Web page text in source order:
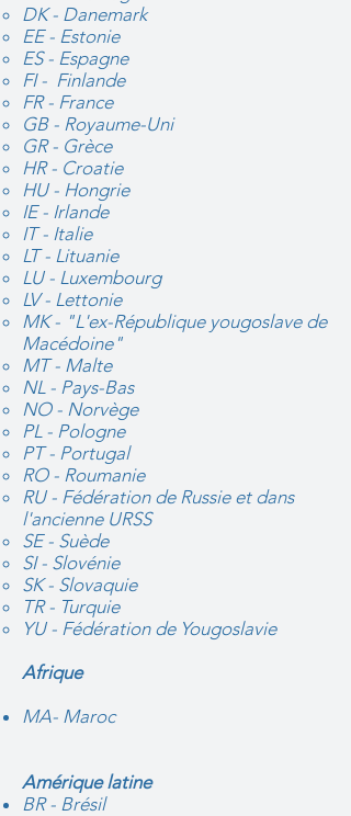
DK - Danemark
EE - Estonie
ES - Espagne
FI - Finlande
FR - France
GB - Royaume-Uni
GR - Grèce
HR - Croatie
HU - Hongrie
IE - Irlande
IT - Italie
LT - Lituanie
LU - Luxembourg
LV - Lettonie
MK - "L'ex-République yougoslave de
Macédoine"
MT - Malte
NL - Pays-Bas
NO - Norvège
PL - Pologne
PT - Portugal
RO - Roumanie
RU - Fédération de Russie et dans
l'ancienne URSS
SE - Suède
SI - Slovénie
SK - Slovaquie
TR - Turquie
YU - Fédération de Yougoslavie
Afrique
MA- Maroc
Amérique latine
BR - Brésil